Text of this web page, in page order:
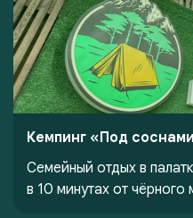
Кемпинг «Под
Семейный отдых в
в 10 минутах от чёрного